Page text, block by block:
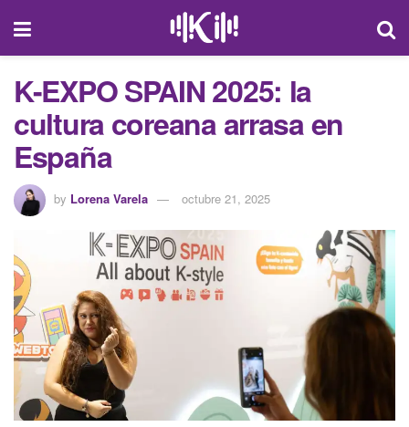
K-EXPO SPAIN 2025: la
cultura coreana arrasa en
España
by Lorena Varela octubre 21, 2025